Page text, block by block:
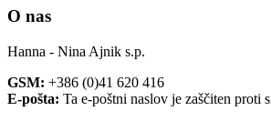
O nas
Hanna - Nina Ajnik s.p.
GSM: +386 (0)41 620 416
E-pošta: Ta e-poštni naslov je zaščiten proti